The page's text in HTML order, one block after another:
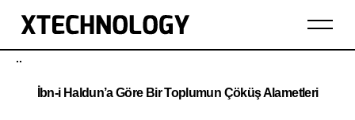
..
İbn-i Haldun’a Göre Bir Toplumun Çöküş Alametleri